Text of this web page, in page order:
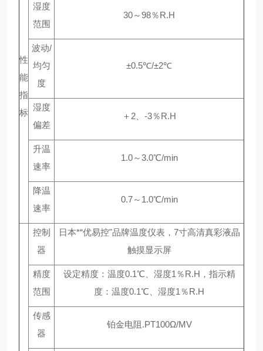
性
能
指
标
湿度
范围
30～98％R.H
波动/
均匀
度
±0.5℃/±2℃
湿度
偏差
＋2、-3％R.H
升温
速率
1.0～3.0℃/min
降温
速率
0.7～1.0℃/min
控制
器
日本*“优易控"品牌温度仪表，7寸高清真彩液晶
触摸显示屏
精度
范围
设定精度：温度0.1℃、湿度1％R.H，指示精
度：温度0.1℃、湿度1％R.H
传感
器
铂金电阻.PT100Ω/MV